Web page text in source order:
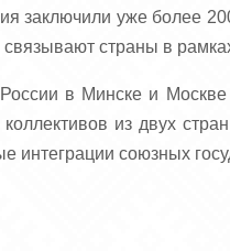
заключили уже более
связывают страны в
в Минске и
из двух
союзных